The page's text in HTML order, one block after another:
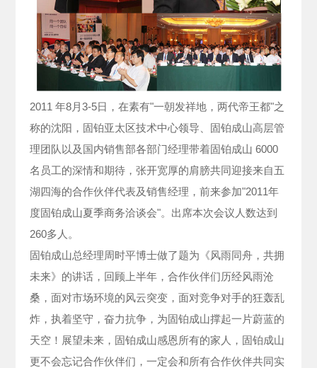
2011 年8月3-5日，在素有"一朝发祥地，两代帝王都"之
称的沈阳，固铂亚太区技术中心领导、固铂成山高层管
理团队以及国内销售部各部门经理带着固铂成山 6000
名员工的深情和期待，张开宽厚的肩膀共同迎接来自五
湖四海的合作伙伴代表及销售经理，前来参加"2011年
度固铂成山夏季商务洽谈会"。出席本次会议人数达到
260多人。
固铂成山总经理周时平博士做了题为《风雨同舟，共拥
未来》的讲话，回顾上半年，合作伙伴们历经风雨沧
桑，面对市场环境的风云突变，面对竞争对手的狂轰乱
炸，执着坚守，奋力抗争，为固铂成山撑起一片蔚蓝的
天空！展望未来，固铂成山感恩所有的家人，固铂成山
更不会忘记合作伙伴们，一定会和所有合作伙伴共同实